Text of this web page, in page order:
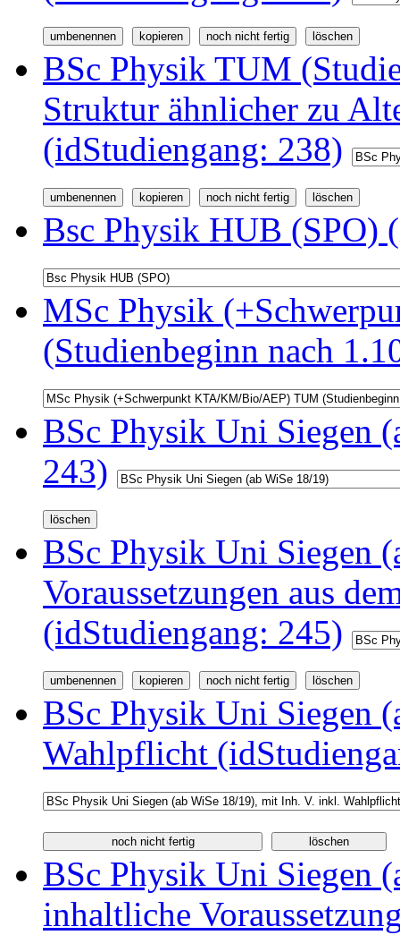
BSc Physik TUM
Struktur ähnlicher zu
(idStudiengang: 238)
Bsc Physik HUB (SPO)
MSc Physik
(Studienbeginn nach
BSc Physik Uni Siegen
243)
BSc Physik Uni Siegen
Voraussetzungen aus
(idStudiengang: 245)
BSc Physik Uni Siegen
Wahlpflicht
BSc Physik Uni Siegen
inhaltliche